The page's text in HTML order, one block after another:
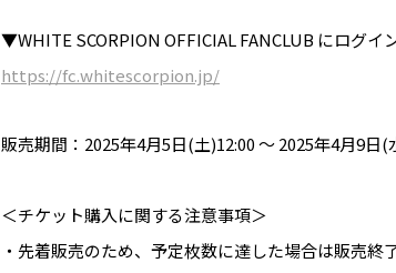
▼WHITE SCORPION OFFICIAL FANCLUB にログイ
https://fc.whitescorpion.jp/
販売期間：2025年4月5日(土)12:00 〜 2025年4月9日(
＜チケット購入に関する注意事項＞
・先着販売のため、予定枚数に達した場合は販売終